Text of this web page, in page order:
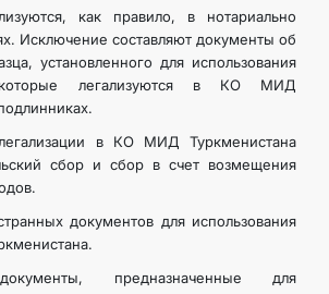
как правило, в нотариально
Исключение составляют документы об
установленного для использования
легализуются в КО МИД
в КО МИД Туркменистана
сбор и сбор в счет возмещения
документов для использования
предназначенные для